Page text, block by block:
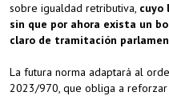
sobre igualdad retributiva, cuyo
sin que por ahora exista un
claro de tramitación
La futura norma adaptará al
2023/970, que obliga a reforzar